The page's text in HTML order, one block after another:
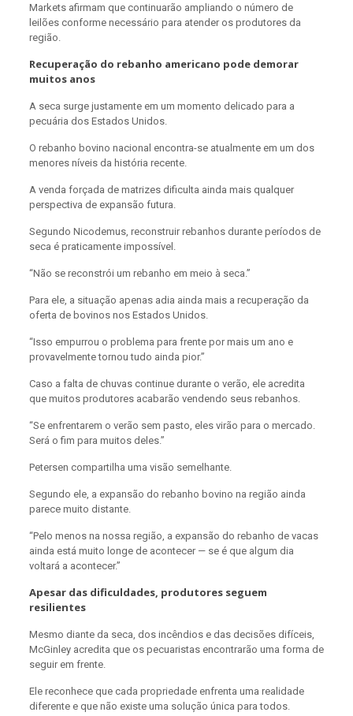
Markets afirmam que continuarão ampliando o número de
leilões conforme necessário para atender os produtores da
região.
Recuperação do rebanho americano pode demorar
muitos anos
A seca surge justamente em um momento delicado para a
pecuária dos Estados Unidos.
O rebanho bovino nacional encontra-se atualmente em um dos
menores níveis da história recente.
A venda forçada de matrizes dificulta ainda mais qualquer
perspectiva de expansão futura.
Segundo Nicodemus, reconstruir rebanhos durante períodos de
seca é praticamente impossível.
“Não se reconstrói um rebanho em meio à seca.”
Para ele, a situação apenas adia ainda mais a recuperação da
oferta de bovinos nos Estados Unidos.
“Isso empurrou o problema para frente por mais um ano e
provavelmente tornou tudo ainda pior.”
Caso a falta de chuvas continue durante o verão, ele acredita
que muitos produtores acabarão vendendo seus rebanhos.
“Se enfrentarem o verão sem pasto, eles virão para o mercado.
Será o fim para muitos deles.”
Petersen compartilha uma visão semelhante.
Segundo ele, a expansão do rebanho bovino na região ainda
parece muito distante.
“Pelo menos na nossa região, a expansão do rebanho de vacas
ainda está muito longe de acontecer — se é que algum dia
voltará a acontecer.”
Apesar das dificuldades, produtores seguem
resilientes
Mesmo diante da seca, dos incêndios e das decisões difíceis,
McGinley acredita que os pecuaristas encontrarão uma forma de
seguir em frente.
Ele reconhece que cada propriedade enfrenta uma realidade
diferente e que não existe uma solução única para todos.